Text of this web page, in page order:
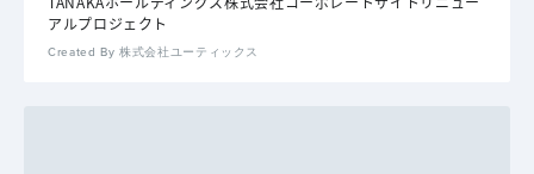
アルプロジェクト
Created By 株式会社ユーティックス